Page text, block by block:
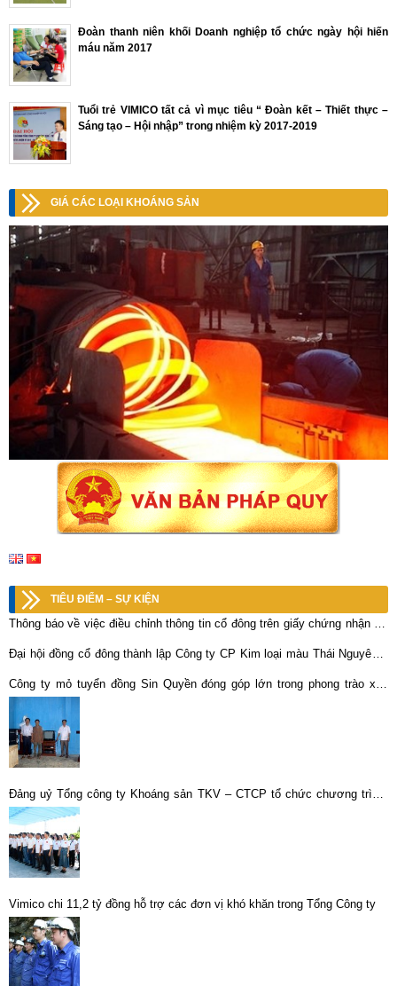
Đoàn thanh niên khối Doanh nghiệp tổ chức ngày hội hiến
máu năm 2017
Tuổi trẻ VIMICO tất cả vì mục tiêu “ Đoàn kết – Thiết thực –
Sáng tạo – Hội nhập” trong nhiệm kỳ 2017-2019
GIÁ CÁC LOẠI KHOÁNG SẢN
TIÊU ĐIỂM – SỰ KIỆN
Thông báo về việc điều chỉnh thông tin cổ đông trên giấy chứng nhận sở
Đại hội đồng cổ đông thành lập Công ty CP Kim loại màu Thái Nguyên –
Công ty mỏ tuyển đồng Sin Quyền đóng góp lớn trong phong trào xây
dựng nông thôn mới tại địa phương
Đảng uỷ Tổng công ty Khoáng sản TKV – CTCP tổ chức chương trình:
“Hành trình về nguồn”.
Vimico chi 11,2 tỷ đồng hỗ trợ các đơn vị khó khăn trong Tổng Công ty